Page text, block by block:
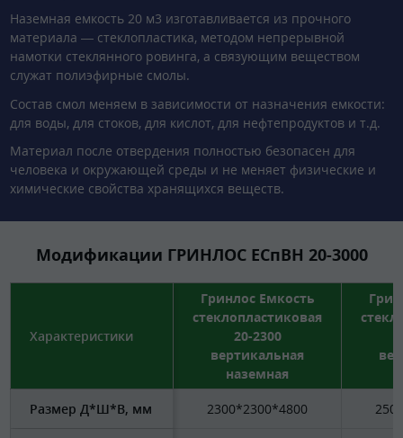
Наземная емкость 20 м3 изготавливается из прочного
материала — стеклопластика, методом непрерывной
намотки стеклянного ровинга, а связующим веществом
служат полиэфирные смолы.
Состав смол меняем в зависимости от назначения емкости:
для воды, для стоков, для кислот, для нефтепродуктов и т.д.
Материал после отвердения полностью безопасен для
человека и окружающей среды и не меняет физические и
химические свойства хранящихся веществ.
Модификации ГРИНЛОС ЕСпВН 20-3000
Характеристики
Гринлос Емкость
стеклопластиковая
20-2300
вертикальная
наземная
Размер Д*Ш*В, мм 2300*2300*4800